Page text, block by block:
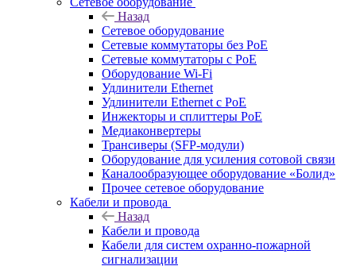
Назад
Сетевое оборудование
Сетевые коммутаторы без PoE
Сетевые коммутаторы с PoE
Оборудование Wi-Fi
Удлинители Ethernet
Удлинители Ethernet с PoE
Инжекторы и сплиттеры PoE
Медиаконвертеры
Трансиверы (SFP-модули)
Оборудование для усиления сотовой связи
Каналообразующее оборудование «Болид»
Прочее сетевое оборудование
Кабели и провода
Назад
Кабели и провода
Кабели для систем охранно-пожарной
сигнализации